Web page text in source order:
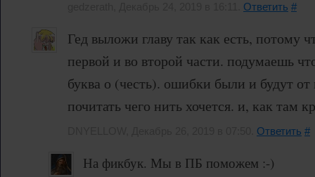
Ответить #
Гед выложи главу так как есть, потому
первой и во второй части. подумаешь
буква о (честь). ошибки были и будут от
почитать чего нить хочется. и, как там
Ответить #
На фикбук. Мы в ПБ поможем :-)